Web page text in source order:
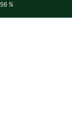
56 %